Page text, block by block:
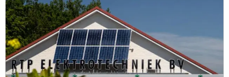
over
Jos
Hoppenreijs,
RTP
Electrotechniek
Afferden